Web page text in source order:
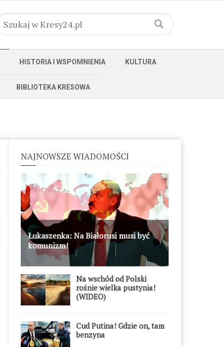
HISTORIA I WSPOMNIENIA KULTURA
BIBLIOTEKA KRESOWA
NAJNOWSZE WIADOMOŚCI
Łukaszenka: Na Białorusi musi być
komunizm!
Na wschód od Polski
rośnie wielka pustynia!
(WIDEO)
Cud Putina! Gdzie on, tam
benzyna